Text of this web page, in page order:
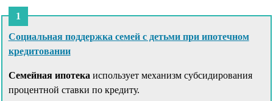
Социальная поддержка семей с детьми при ипотечном
кредитовании
Семейная ипотека использует механизм субсидирования
процентной ставки по кредиту.